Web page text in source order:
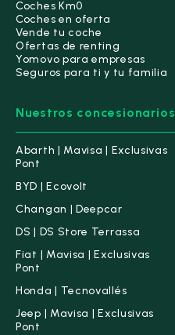
Coches Km0
Coches en oferta
Vende tu coche
Ofertas de renting
Yomovo para empresas
Seguros para ti y tu familia
Nuestros concesionarios
Abarth | Mavisa | Exclusivas
Pont
BYD | Ecovolt
Changan | Deepcar
DS | DS Store Terrassa
Fiat | Mavisa | Exclusivas
Pont
Honda | Tecnovallés
Jeep | Mavisa | Exclusivas
Pont